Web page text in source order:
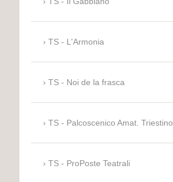
TS - L'Armonia
TS - Noi de la frasca
TS - Palcoscenico Amat. Triestino
TS - ProPoste Teatrali